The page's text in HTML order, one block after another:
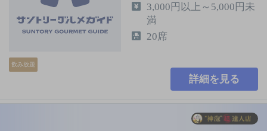
飲み放題
3,000円以上～5,000円未
満
20席
詳細を見る